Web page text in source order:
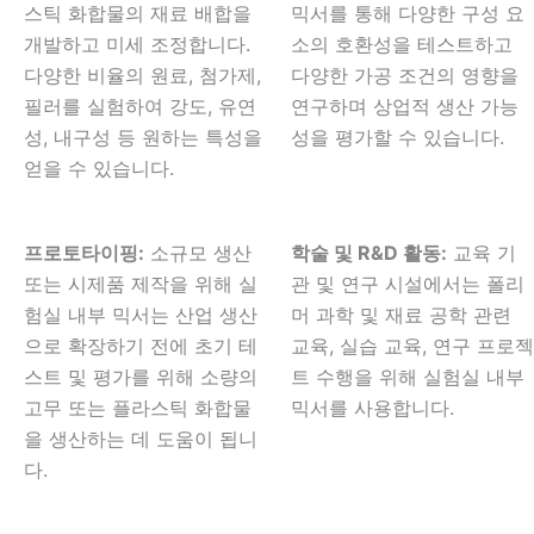
스틱 화합물의 재료 배합을
개발하고 미세 조정합니다.
다양한 비율의 원료, 첨가제,
필러를 실험하여 강도, 유연
성, 내구성 등 원하는 특성을
얻을 수 있습니다.
믹서를 통해 다양한 구성 요
소의 호환성을 테스트하고
다양한 가공 조건의 영향을
연구하며 상업적 생산 가능
성을 평가할 수 있습니다.
프로토타이핑: 소규모 생산
또는 시제품 제작을 위해 실
험실 내부 믹서는 산업 생산
으로 확장하기 전에 초기 테
스트 및 평가를 위해 소량의
고무 또는 플라스틱 화합물
을 생산하는 데 도움이 됩니
다.
학술 및 R&D 활동: 교육 기
관 및 연구 시설에서는 폴리
머 과학 및 재료 공학 관련
교육, 실습 교육, 연구 프로젝
트 수행을 위해 실험실 내부
믹서를 사용합니다.